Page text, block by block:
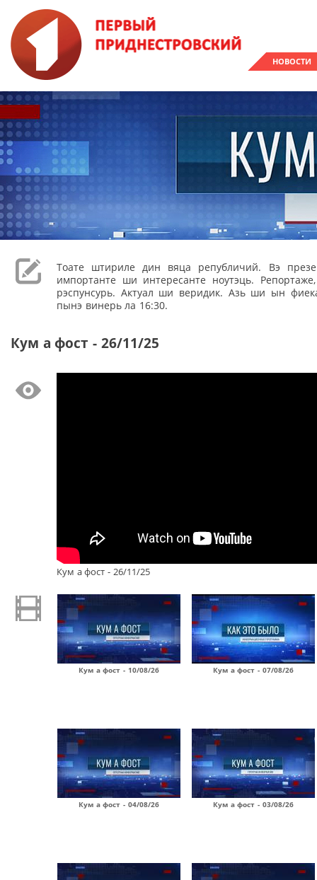
НОВОСТИ
Тоате штириле дин вяца републичий. Вэ
импортанте ши интересанте ноутэць.
рэспунсурь. Актуал ши веридик. Азь ши ын
пынэ винерь ла 16:30.
Кум а фост - 26/11/25
Кум а фост - 26/11/25
Кум а фост - 10/08/26 Кум а фост - 07/08/26
Кум а фост - 04/08/26 Кум а фост - 03/08/26